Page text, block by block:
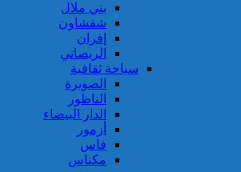
بني ملال
شفشاون
إفران
الريصاني
سياحة ثقافية
الصويرة
الناظور
الدار البيضاء
أزمور
فاس
مكناس